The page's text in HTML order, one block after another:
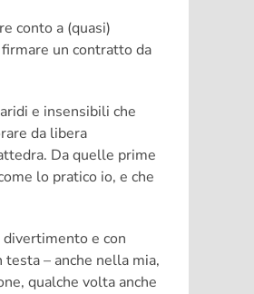
conto a (quasi)
un contratto da
e insensibili che
da libera
Da quelle prime
lo pratico io, e che
e con
– anche nella mia,
qualche volta anche